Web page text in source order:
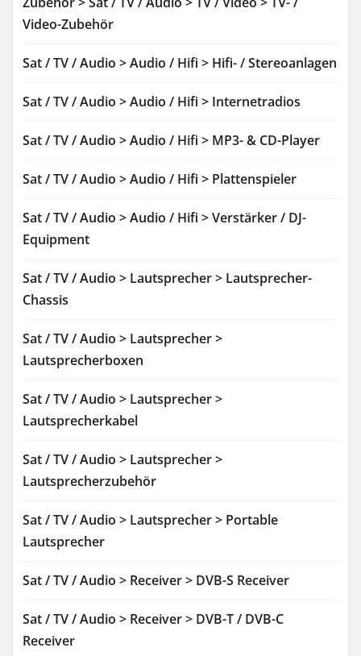
Video-Zubehör
Sat / TV / Audio > Audio / Hifi > Hifi- / Stereoanlagen
Sat / TV / Audio > Audio / Hifi > Internetradios
Sat / TV / Audio > Audio / Hifi > MP3- & CD-Player
Sat / TV / Audio > Audio / Hifi > Plattenspieler
Sat / TV / Audio > Audio / Hifi > Verstärker / DJ-
Equipment
Sat / TV / Audio > Lautsprecher > Lautsprecher-
Chassis
Sat / TV / Audio > Lautsprecher >
Lautsprecherboxen
Sat / TV / Audio > Lautsprecher >
Lautsprecherkabel
Sat / TV / Audio > Lautsprecher >
Lautsprecherzubehör
Sat / TV / Audio > Lautsprecher > Portable
Lautsprecher
Sat / TV / Audio > Receiver > DVB-S Receiver
Sat / TV / Audio > Receiver > DVB-T / DVB-C
Receiver